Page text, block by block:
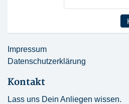
Impressum
Datenschutzerklärung
Kontakt
Lass uns Dein Anliegen wissen.